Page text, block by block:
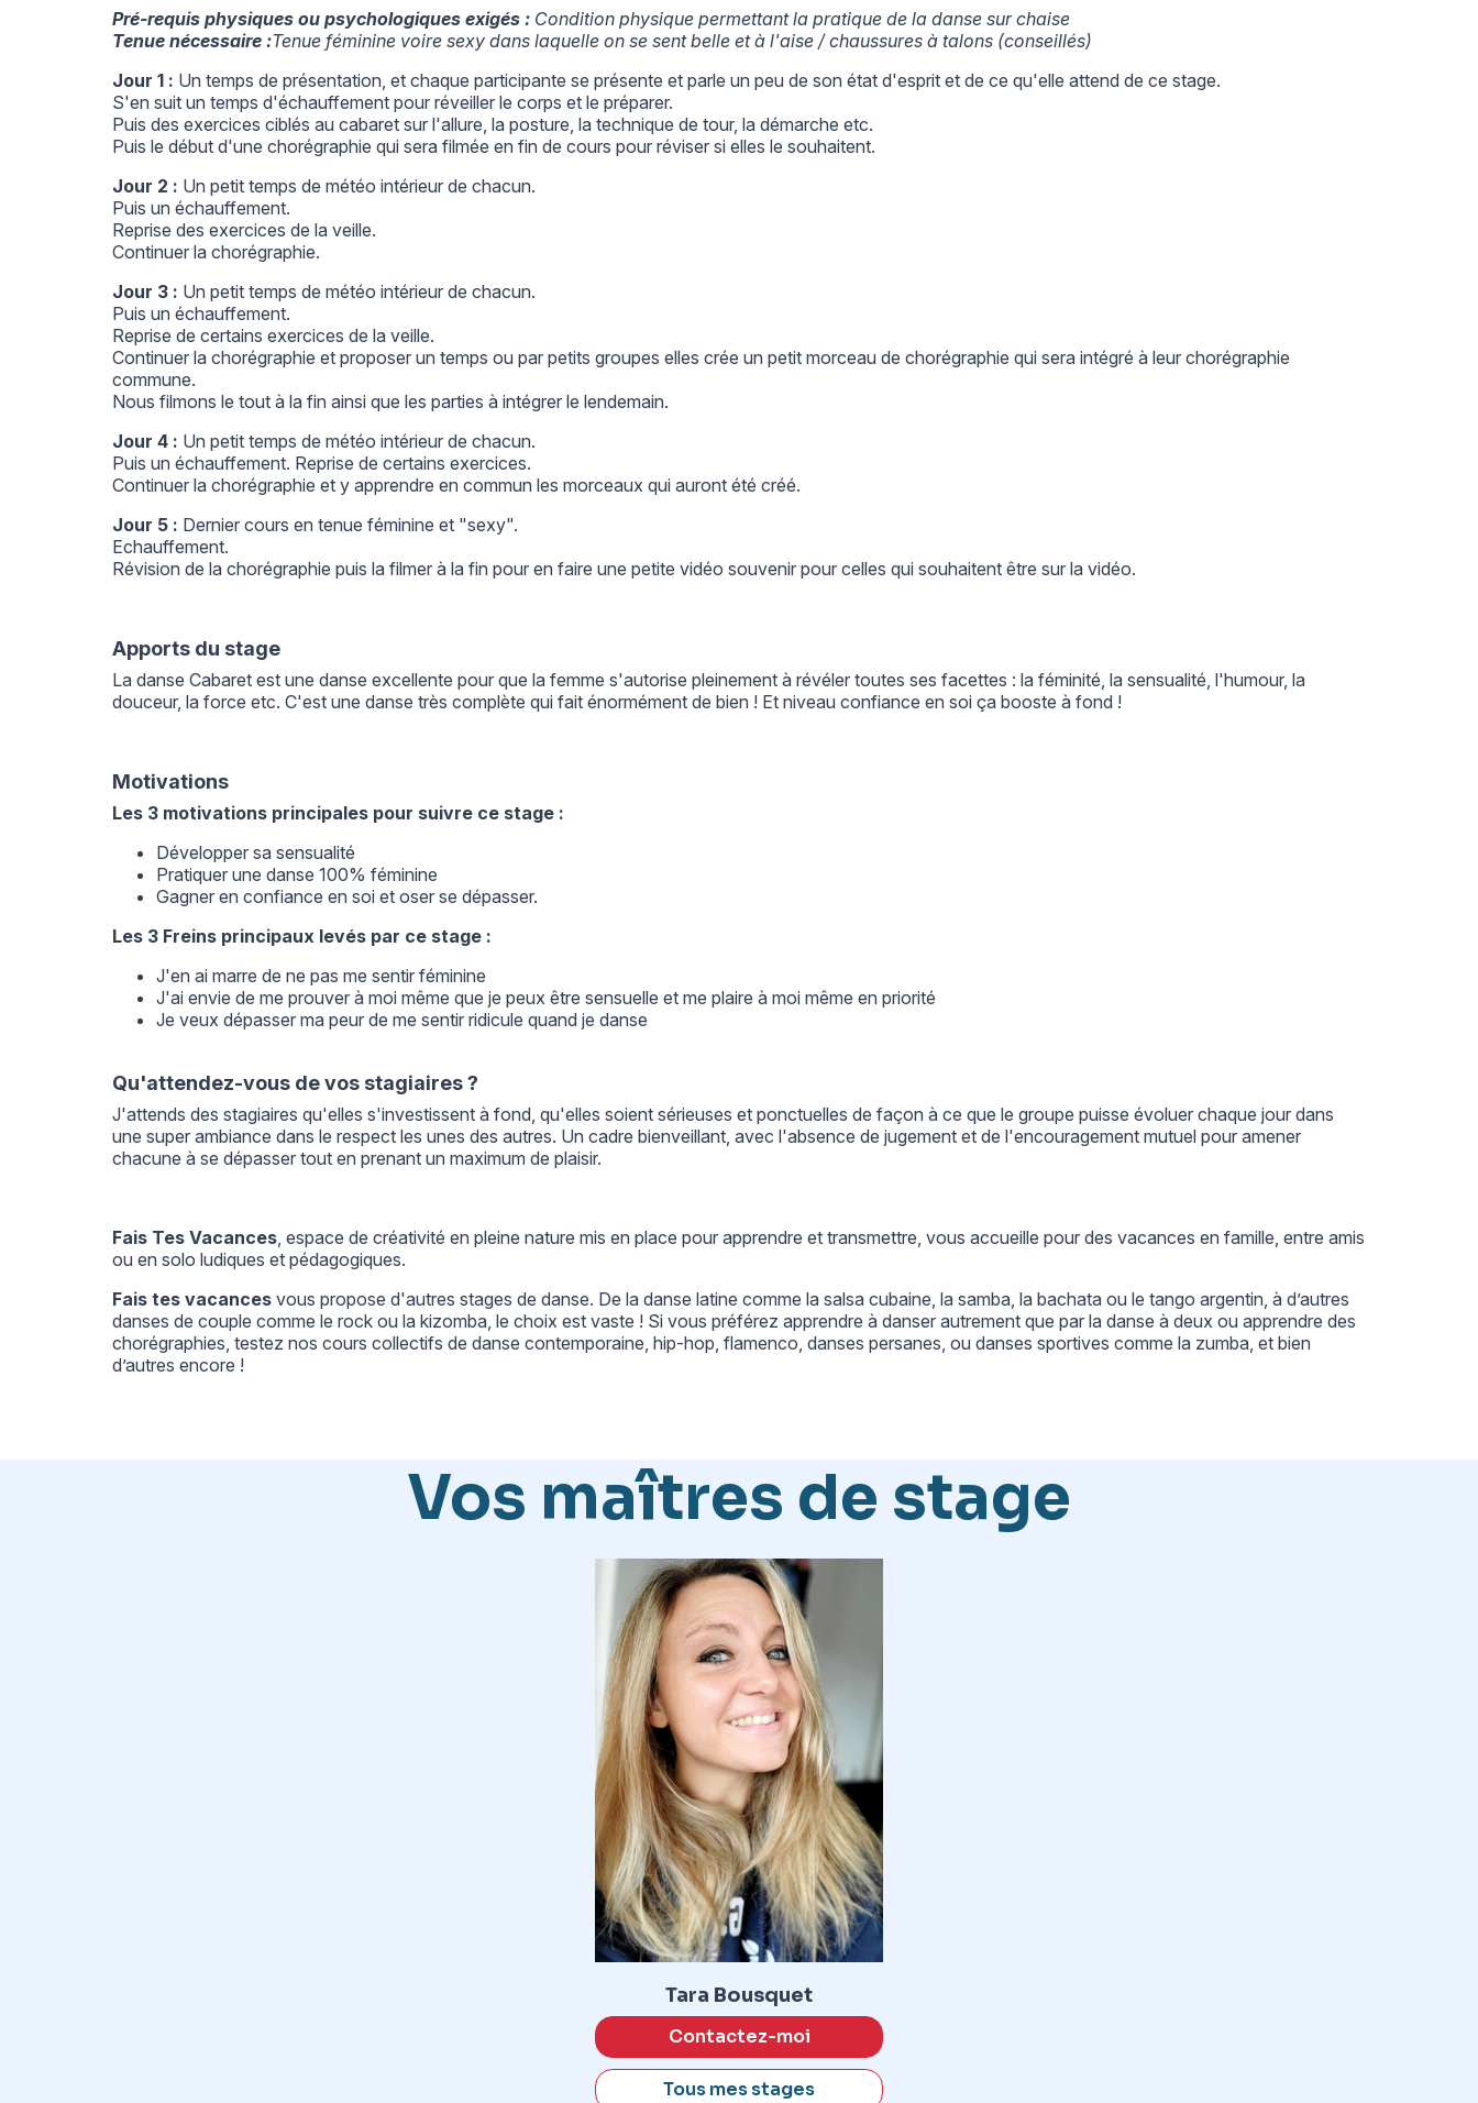
Pré-requis physiques ou psychologiques exigés : Condition physique permettant la pratique de la danse sur chaise
Tenue nécessaire :Tenue féminine voire sexy dans laquelle on se sent belle et à l'aise / chaussures à talons (conseillés)
Jour 1 : Un temps de présentation, et chaque participante se présente et parle un peu de son état d'esprit et de ce qu'elle attend de ce stage.
S'en suit un temps d'échauffement pour réveiller le corps et le préparer.
Puis des exercices ciblés au cabaret sur l'allure, la posture, la technique de tour, la démarche etc.
Puis le début d'une chorégraphie qui sera filmée en fin de cours pour réviser si elles le souhaitent.
Jour 2 : Un petit temps de météo intérieur de chacun.
Puis un échauffement.
Reprise des exercices de la veille.
Continuer la chorégraphie.
Jour 3 : Un petit temps de météo intérieur de chacun.
Puis un échauffement.
Reprise de certains exercices de la veille.
Continuer la chorégraphie et proposer un temps ou par petits groupes elles crée un petit morceau de chorégraphie qui sera intégré à leur chorégraphie
commune.
Nous filmons le tout à la fin ainsi que les parties à intégrer le lendemain.
Jour 4 : Un petit temps de météo intérieur de chacun.
Puis un échauffement. Reprise de certains exercices.
Continuer la chorégraphie et y apprendre en commun les morceaux qui auront été créé.
Jour 5 : Dernier cours en tenue féminine et "sexy".
Echauffement.
Révision de la chorégraphie puis la filmer à la fin pour en faire une petite vidéo souvenir pour celles qui souhaitent être sur la vidéo.
Apports du stage
La danse Cabaret est une danse excellente pour que la femme s'autorise pleinement à révéler toutes ses facettes : la féminité, la sensualité, l'humour, la
douceur, la force etc. C'est une danse très complète qui fait énormément de bien ! Et niveau confiance en soi ça booste à fond !
Motivations
Les 3 motivations principales pour suivre ce stage :
Développer sa sensualité
Pratiquer une danse 100% féminine
Gagner en confiance en soi et oser se dépasser.
Les 3 Freins principaux levés par ce stage :
J'en ai marre de ne pas me sentir féminine
J'ai envie de me prouver à moi même que je peux être sensuelle et me plaire à moi même en priorité
Je veux dépasser ma peur de me sentir ridicule quand je danse
Qu'attendez-vous de vos stagiaires ?
J'attends des stagiaires qu'elles s'investissent à fond, qu'elles soient sérieuses et ponctuelles de façon à ce que le groupe puisse évoluer chaque jour dans
une super ambiance dans le respect les unes des autres. Un cadre bienveillant, avec l'absence de jugement et de l'encouragement mutuel pour amener
chacune à se dépasser tout en prenant un maximum de plaisir.
Fais Tes Vacances , espace de créativité en pleine nature mis en place pour apprendre et transmettre, vous accueille pour des vacances en famille, entre amis
ou en solo ludiques et pédagogiques.
Fais tes vacances vous propose d'autres stages de danse. De la danse latine comme la salsa cubaine, la samba, la bachata ou le tango argentin, à d’autres
danses de couple comme le rock ou la kizomba, le choix est vaste ! Si vous préférez apprendre à danser autrement que par la danse à deux ou apprendre des
chorégraphies, testez nos cours collectifs de danse contemporaine, hip-hop, flamenco, danses persanes, ou danses sportives comme la zumba, et bien
d’autres encore !
Vos maîtres de stage
Tara Bousquet
Contactez-moi
Tous mes stages